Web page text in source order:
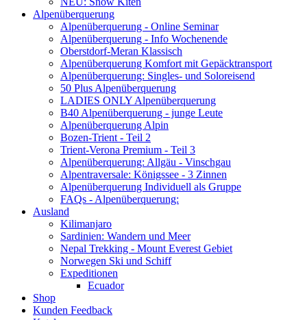
Alpenüberquerung
Alpenüberquerung - Online Seminar
Alpenüberquerung - Info Wochenende
Oberstdorf-Meran Klassisch
Alpenüberquerung Komfort mit Gepäcktransport
Alpenüberquerung: Singles- und Soloreisend
50 Plus Alpenüberquerung
LADIES ONLY Alpenüberquerung
B40 Alpenüberquerung - junge Leute
Alpenüberquerung Alpin
Bozen-Trient - Teil 2
Trient-Verona Premium - Teil 3
Alpenüberquerung: Allgäu - Vinschgau
Alpentraversale: Königssee - 3 Zinnen
Alpenüberquerung Individuell als Gruppe
FAQs - Alpenüberquerung:
Ausland
Kilimanjaro
Sardinien: Wandern und Meer
Nepal Trekking - Mount Everest Gebiet
Norwegen Ski und Schiff
Expeditionen
Ecuador
Shop
Kunden Feedback